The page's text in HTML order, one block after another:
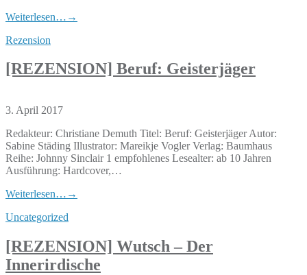
Weiterlesen… →
Rezension
[REZENSION] Beruf: Geisterjäger
3. April 2017
Redakteur: Christiane Demuth Titel: Beruf: Geisterjäger Autor:
Sabine Städing Illustrator: Mareikje Vogler Verlag: Baumhaus
Reihe: Johnny Sinclair 1 empfohlenes Lesealter: ab 10 Jahren
Ausführung: Hardcover,…
Weiterlesen… →
Uncategorized
[REZENSION] Wutsch – Der
Innerirdische